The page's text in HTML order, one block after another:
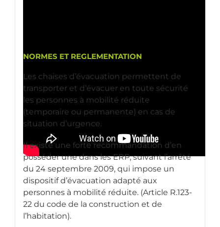
NORMES ET REGLEMENTATION
Les chaises d’évacuation permettent de
transporter et d’évacuer en toute sécurité
les personnes à mobilité réduite
(temporaire ou permanente) en cas de
situation d’urgence.
Il existe une forte recommandation d’en
posséder une dans les ERP, suivant l’arrêté
du 24 septembre 2009, qui impose un
dispositif d’évacuation adapté aux
personnes à mobilité réduite. (Article R.123-
22 du code de la construction et de
l’habitation).